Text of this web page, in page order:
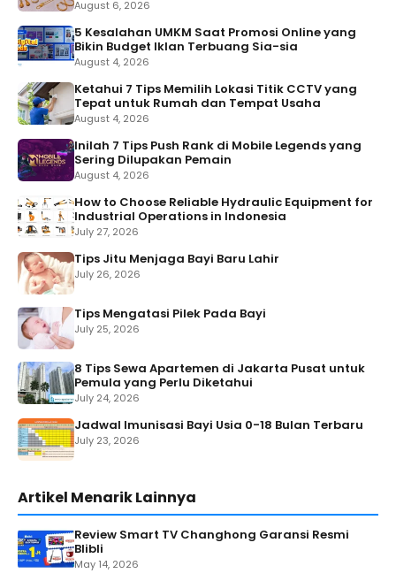
August 6, 2026
5 Kesalahan UMKM Saat Promosi Online yang
Bikin Budget Iklan Terbuang Sia-sia
August 4, 2026
Ketahui 7 Tips Memilih Lokasi Titik CCTV yang
Tepat untuk Rumah dan Tempat Usaha
August 4, 2026
Inilah 7 Tips Push Rank di Mobile Legends yang
Sering Dilupakan Pemain
August 4, 2026
How to Choose Reliable Hydraulic Equipment for
Industrial Operations in Indonesia
July 27, 2026
Tips Jitu Menjaga Bayi Baru Lahir
July 26, 2026
Tips Mengatasi Pilek Pada Bayi
July 25, 2026
8 Tips Sewa Apartemen di Jakarta Pusat untuk
Pemula yang Perlu Diketahui
July 24, 2026
Jadwal Imunisasi Bayi Usia 0-18 Bulan Terbaru
July 23, 2026
Artikel Menarik Lainnya
Review Smart TV Changhong Garansi Resmi
Blibli
May 14, 2026